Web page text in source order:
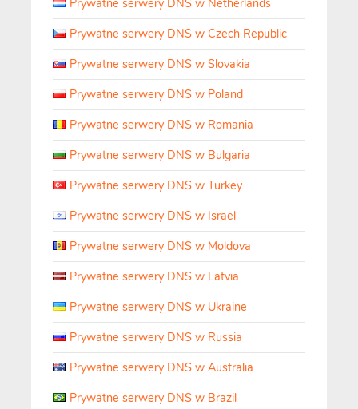
Prywatne serwery DNS w Netherlands
Prywatne serwery DNS w Czech Republic
Prywatne serwery DNS w Slovakia
Prywatne serwery DNS w Poland
Prywatne serwery DNS w Romania
Prywatne serwery DNS w Bulgaria
Prywatne serwery DNS w Turkey
Prywatne serwery DNS w Israel
Prywatne serwery DNS w Moldova
Prywatne serwery DNS w Latvia
Prywatne serwery DNS w Ukraine
Prywatne serwery DNS w Russia
Prywatne serwery DNS w Australia
Prywatne serwery DNS w Brazil